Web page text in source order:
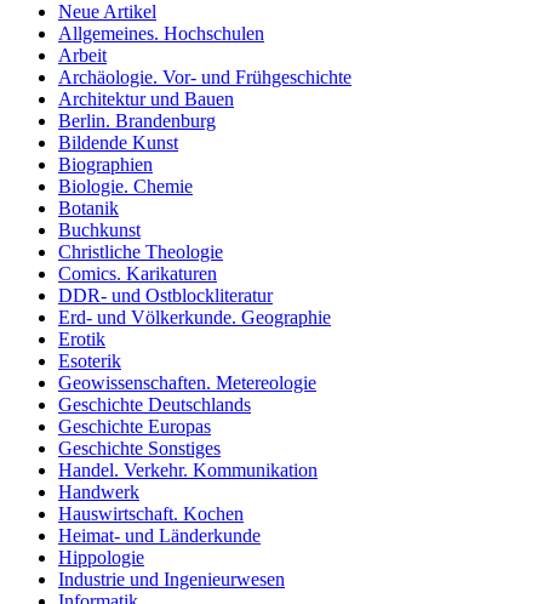
Neue Artikel
Allgemeines. Hochschulen
Arbeit
Archäologie. Vor- und Frühgeschichte
Architektur und Bauen
Berlin. Brandenburg
Bildende Kunst
Biographien
Biologie. Chemie
Botanik
Buchkunst
Christliche Theologie
Comics. Karikaturen
DDR- und Ostblockliteratur
Erd- und Völkerkunde. Geographie
Erotik
Esoterik
Geowissenschaften. Metereologie
Geschichte Deutschlands
Geschichte Europas
Geschichte Sonstiges
Handel. Verkehr. Kommunikation
Handwerk
Hauswirtschaft. Kochen
Heimat- und Länderkunde
Hippologie
Industrie und Ingenieurwesen